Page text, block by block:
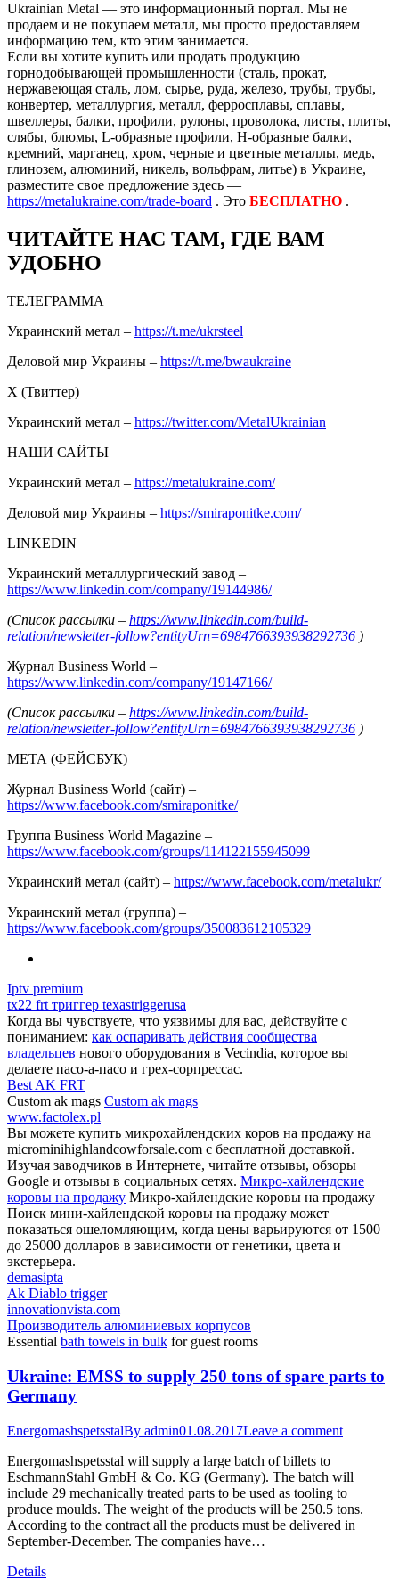
Ukrainian Metal — это информационный портал. Мы не
продаем и не покупаем металл, мы просто предоставляем
информацию тем, кто этим занимается.
Если вы хотите купить или продать продукцию
горнодобывающей промышленности (сталь, прокат,
нержавеющая сталь, лом, сырье, руда, железо, трубы, трубы,
конвертер, металлургия, металл, ферросплавы, сплавы,
швеллеры, балки, профили, рулоны, проволока, листы, плиты,
слябы, блюмы, L-образные профили, H-образные балки,
кремний, марганец, хром, черные и цветные металлы, медь,
глинозем, алюминий, никель, вольфрам, литье) в Украине,
разместите свое предложение здесь —
https://metalukraine.com/trade-board . Это БЕСПЛАТНО .
ЧИТАЙТЕ НАС ТАМ, ГДЕ ВАМ
УДОБНО
ТЕЛЕГРАММА
Украинский метал – https://t.me/ukrsteel
Деловой мир Украины – https://t.me/bwaukraine
Х (Твиттер)
Украинский метал – https://twitter.com/MetalUkrainian
НАШИ САЙТЫ
Украинский метал – https://metalukraine.com/
Деловой мир Украины – https://smiraponitke.com/
LINKEDIN
Украинский металлургический завод –
https://www.linkedin.com/company/19144986/
(Список рассылки – https://www.linkedin.com/build-
relation/newsletter-follow?entityUrn=6984766393938292736 )
Журнал Business World –
https://www.linkedin.com/company/19147166/
(Список рассылки – https://www.linkedin.com/build-
relation/newsletter-follow?entityUrn=6984766393938292736 )
МЕТА (ФЕЙСБУК)
Журнал Business World (сайт) –
https://www.facebook.com/smiraponitke/
Группа Business World Magazine –
https://www.facebook.com/groups/114122155945099
Украинский метал (сайт) – https://www.facebook.com/metalukr/
Украинский метал (группа) –
https://www.facebook.com/groups/350083612105329
Iptv premium
tx22 frt триггер texastriggerusa
Когда вы чувствуете, что уязвимы для вас, действуйте с
пониманием: как оспаривать действия сообщества
владельцев нового оборудования в Vecindia, которое вы
делаете пасо-а-пасо и грех-сорпрессас.
Best AK FRT
Custom ak mags Custom ak mags
www.factolex.pl
Вы можете купить микрохайлендских коров на продажу на
microminihighlandcowforsale.com с бесплатной доставкой.
Изучая заводчиков в Интернете, читайте отзывы, обзоры
Google и отзывы в социальных сетях. Микро-хайлендские
коровы на продажу Микро-хайлендские коровы на продажу
Поиск мини-хайлендской коровы на продажу может
показаться ошеломляющим, когда цены варьируются от 1500
до 25000 долларов в зависимости от генетики, цвета и
экстерьера.
demasipta
Ak Diablo trigger
innovationvista.com
Производитель алюминиевых корпусов
Essential bath towels in bulk for guest rooms
Ukraine: EMSS to supply 250 tons of spare parts to
Germany
EnergomashspetsstalBy admin01.08.2017Leave a comment
Energomashspetsstal will supply a large batch of billets to
EschmannStahl GmbH & Co. KG (Germany). The batch will
include 29 mechanically treated parts to be used as tooling to
produce moulds. The weight of the products will be 250.5 tons.
According to the contract all the products must be delivered in
September-December. The companies have…
Details